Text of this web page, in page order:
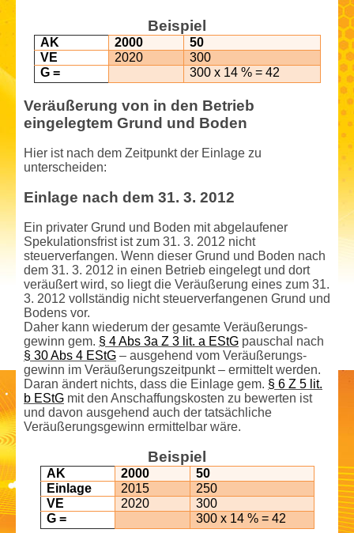
Beispiel
AK 2000
50
VE
2020
300
G =
300 x 14 % = 42
Veräußerung von in den Betrieb
eingelegtem Grund und Boden
Hier ist nach dem Zeitpunkt der Einlage zu
unterscheiden:
Einlage nach dem 31. 3. 2012
Ein privater Grund und Boden mit abgelaufener
Spekulationsfrist ist zum 31. 3. 2012 nicht
steuerverfangen. Wenn dieser Grund und Boden nach
dem 31. 3. 2012 in einen Betrieb eingelegt und dort
veräußert wird, so liegt die Veräußerung eines zum 31.
3. 2012 vollständig nicht steuerverfangenen Grund und
Bodens vor.
Daher kann wiederum der gesamte Veräußerungs­
gewinn gem. § 4 Abs 3a Z 3 lit. a EStG pauschal nach
§ 30 Abs 4 EStG – ausgehend vom Veräußerungs­
gewinn im Veräußerungszeitpunkt – ermittelt werden.
Daran ändert nichts, dass die Einlage gem. § 6 Z 5 lit.
b EStG mit den Anschaffungs­kosten zu bewerten ist
und davon ausgehend auch der tatsächliche
Veräußerungs­gewinn ermittelbar wäre.
Beispiel
AK 2000
50
Einlage
2015
250
VE
2020
300
G =
300 x 14 % = 42